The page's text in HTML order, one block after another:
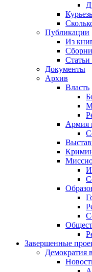
Публикации
Из
Статьи
Документы
Архив
Власть
Армия
Завершенные
Демократия